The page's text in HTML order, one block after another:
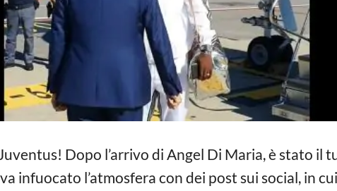
Dopo l’arrivo di Angel Di Maria, è stato il
infuocato l’atmosfera con dei post sui social, in